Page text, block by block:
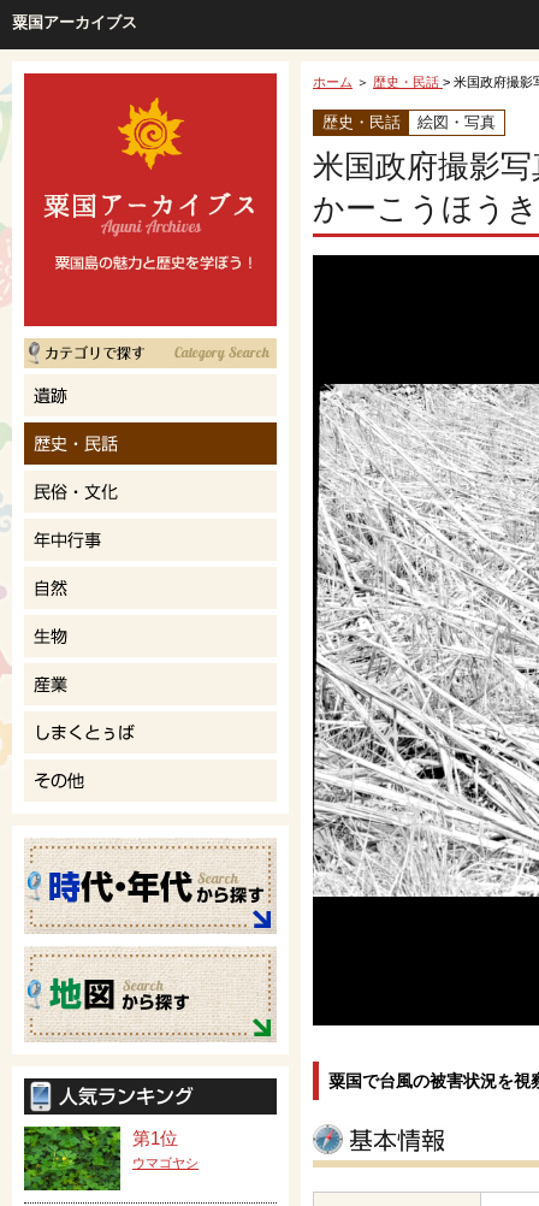
粟国アーカイブス
ホーム ＞ 歴史・民話 > 米国政府撮影
歴史・民話 絵図・写真
米国政府撮影
かーこうほう
粟国で台風の被害状況を視
第1位
ウマゴヤシ